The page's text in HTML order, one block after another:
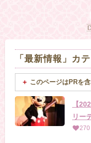
「最新情報」カ
このページはPRを
【
リー
270